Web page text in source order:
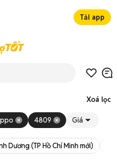
Tải app
Xoá lọc
4809 Giá
Dương (TP Hồ Chí Minh mới)